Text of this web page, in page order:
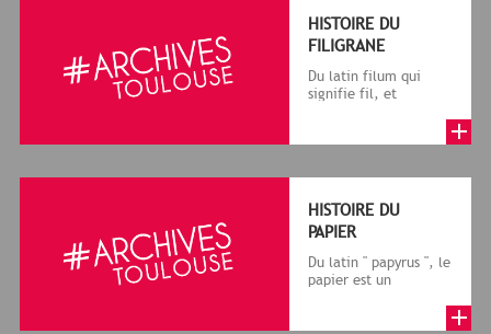
HISTOIRE DU
FILIGRANE
Du latin filum qui
signifie fil, et
le cadre de la f...
HISTOIRE DU
PAPIER
Du latin " papyrus ", le
papier est un